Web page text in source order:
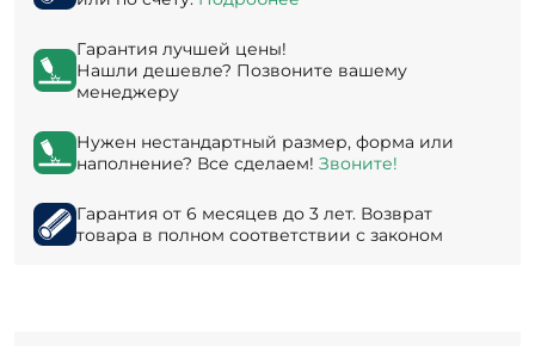
Гарантия лучшей цены!
Нашли дешевле? Позвоните вашему
менеджеру
Нужен нестандартный размер, форма или
наполнение? Все сделаем! Звоните!
Гарантия от 6 месяцев до 3 лет. Возврат
товара в полном соответствии с законом